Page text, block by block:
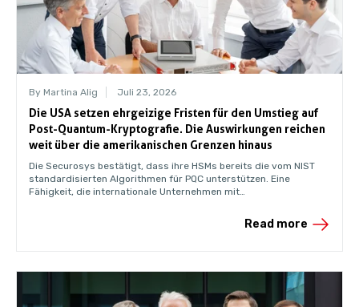
By Martina Alig Juli 23, 2026
Die USA setzen ehrgeizige Fristen für den Umstieg auf
Post-Quantum-Kryptografie. Die Auswirkungen reichen
weit über die amerikanischen Grenzen hinaus
Die Securosys bestätigt, dass ihre HSMs bereits die vom NIST
standardisierten Algorithmen für PQC unterstützen. Eine
Fähigkeit, die internationale Unternehmen mit
Read more